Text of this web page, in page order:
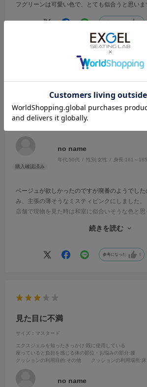
フグリーンは可愛い色で、とても似合うと思いま
参考になった 0
エクスジェルを知ったきっかけ
:検索サイト
座っていると負担を感じる体の部位・お悩みの部分
no name
年代:50代 性別:女性 身長:161～
ベージュが欲しかったのですが廃番のようでし
み、主張の薄そうなミスティピンクにしました。
店舗で現物を見た時は和室に似合いそうな色と
色を除くと、しっかりした作りで、ちょこっとつ
続きを読む
参考になった 0
見た目に不満
サイズ：マスタード
エクスジェルを知ったきっかけ :既に使用している
座っていると負担を感じる体の部位・お悩みの部分:腰
クッションの利用目的:その他 クッションの利用場所:床
no name